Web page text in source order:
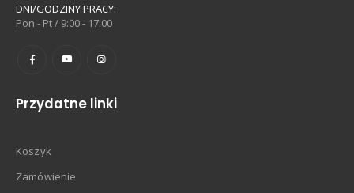
DNI/GODZINY PRACY:
Pon - Pt / 9:00 - 17:00
Przydatne linki
Koszyk
Zamówienie